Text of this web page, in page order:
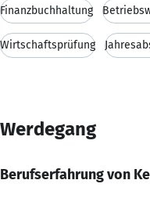
Finanzbuchhaltung
Wirtschaftsprüfung
Werdegang
Berufserfahrung von